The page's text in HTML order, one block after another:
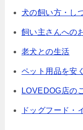
犬の飼い方・し
飼い主さんへの
老犬との生活
ペット用品を安
LOVEDOG店の
ドッグフード・